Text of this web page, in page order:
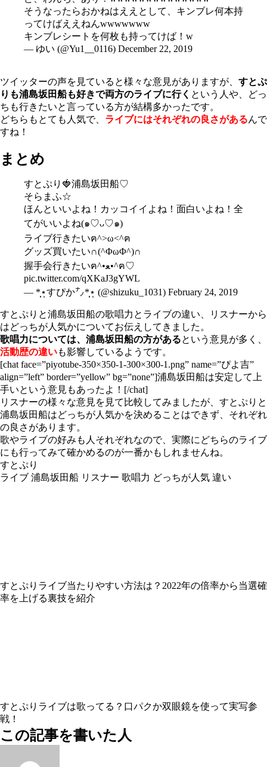
そうなったらおかねはええとして、キンブレ何本持
ってけばええねんwwwwwww
キンブレシートを何枚も持ってけば！w
— ゆい (@Yu1__0116) December 22, 2019
ツイッターの声を見ていると様々な意見がありますが、 すとぷ
りも浦島坂田船も好きで両方のライブに行く という人や、どっ
ちも行きたいと言っている方が結構多かったです。
どちらもとても人気で、 ライブにはそれぞれの良さがあるんで
すね！
まとめ
すとぷり🍓浦島坂田船♡
そらまふ☆
ほんといいよね！カッコイイよね！面白いよね！全
てがいいよね(๑♡ᴗ♡๑)
ライブ行きたいฅ^>ω<^ฅ
グッズ買いたい∩(^ΦωΦ^)∩
握手会行きたいฅ^•ﻌ•^ฅ♡
pic.twitter.com/qXKaJ3gYWL
— *̣̩⋆̩すぴか㌨*̣̩⋆̩ (@shizuku_1031) February 24, 2019
すとぷりと浦島坂田船の歌唱力とライブの違い、リスナーから
はどっちが人気かについてお伝えしてきました。
歌唱力については、浦島坂田船の方があるという意見が多く、
活動歴の違いも影響しているようです。
[chat face=”piyotube-350×350-1-300×300-1.png” name=”ぴよ吉”
align=”left” border=”yellow” bg=”none”]浦島坂田船は安定して上
手いという意見もあったよ！[/chat]
リスナーの様々な意見を見て比較してみましたが、すとぷりと
浦島坂田船はどっちが人気かを決めることはできず、それぞれ
の良さがあります。
歌やライブの好みも人それぞれなので、実際にどちらのライブ
にも行ってみて確かめるのが一番かもしれませんね。
すとぷり
ライブ 浦島坂田船 リスナー 歌唱力 どっちが人気 違い
すとぷりライブ当たりやすい方法は？2022年の倍率から当選確
率を上げる裏技を紹介
すとぷりライブは歌ってる？口パクか双眼鏡を使って実写参
戦！
この記事を書いた人